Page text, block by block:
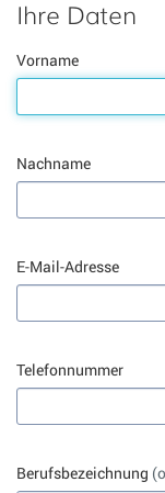
Ihre Daten
Vorname
Nachname
E-Mail-Adresse
Telefonnummer
Berufsbezeichnung